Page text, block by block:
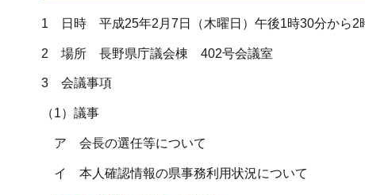
1 日時 平成25年2月7日（木曜日）午後1時30分から2
2 場所 長野県庁議会棟 402号会議室
3 会議事項
（1）議事
ア 会長の選任等について
イ 本人確認情報の県事務利用状況について